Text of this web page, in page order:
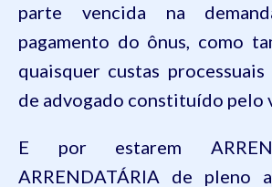
parte vencida na
pagamento do ônus, como
quaisquer custas
de advogado constituído pelo
E por estarem
ARRENDATÁRIA de pleno